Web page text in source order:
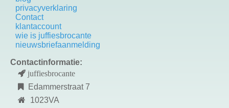
privacyverklaring
Contact
k lantaccount
wie is juffiesbrocante
nieuwsbriefaanmelding
Contactinformatie:
juffiesbrocante
Edammerstraat 7
1023VA